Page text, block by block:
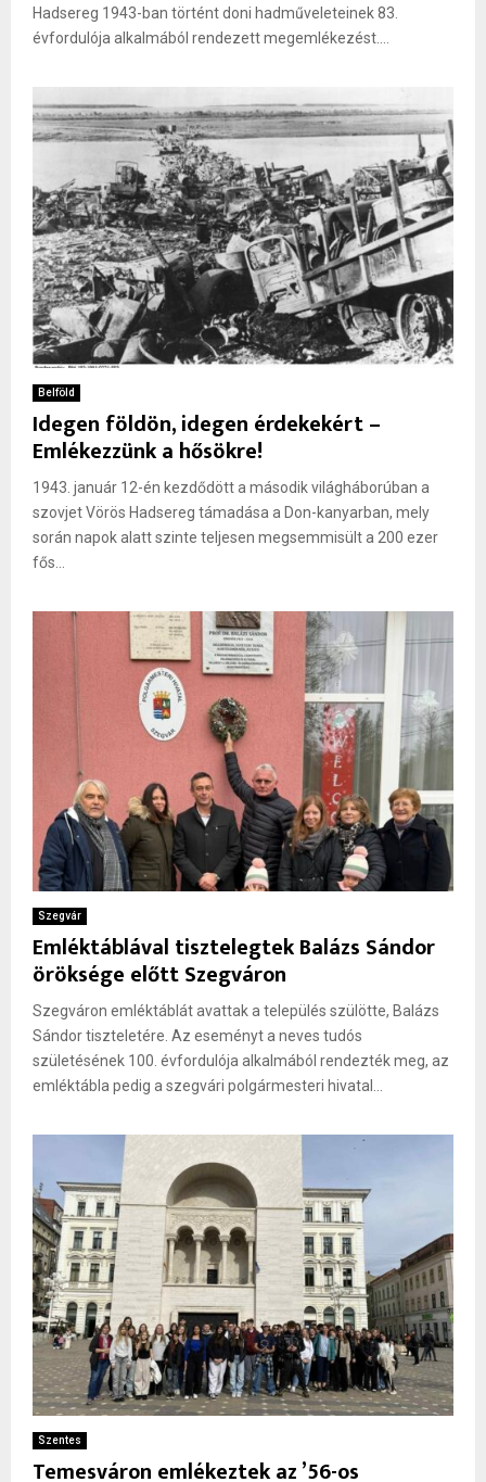
Hadsereg 1943-ban történt doni hadműveleteinek 83.
évfordulója alkalmából rendezett megemlékezést....
Belföld
Idegen földön, idegen érdekekért –
Emlékezzünk a hősökre!
1943. január 12-én kezdődött a második világháborúban a
szovjet Vörös Hadsereg támadása a Don-kanyarban, mely
során napok alatt szinte teljesen megsemmisült a 200 ezer
fős...
Szegvár
Emléktáblával tisztelegtek Balázs Sándor
öröksége előtt Szegváron
Szegváron emléktáblát avattak a település szülötte, Balázs
Sándor tiszteletére. Az eseményt a neves tudós
születésének 100. évfordulója alkalmából rendezték meg, az
emléktábla pedig a szegvári polgármesteri hivatal...
Szentes
Temesváron emlékeztek az ’56-os